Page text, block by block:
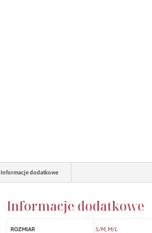
Informacje dodatkowe
Informacje dodatkowe
ROZMIAR S/M, M/L